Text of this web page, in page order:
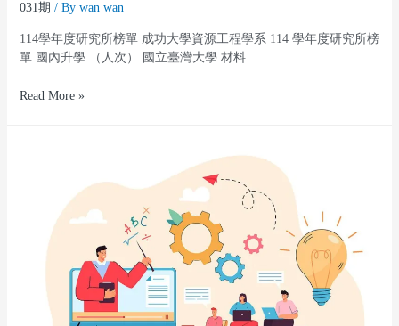
031期 / By wan wan
114學年度研究所榜單 成功大學資源工程學系 114 學年度研究所榜
單 國內升學 （人次） 國立臺灣大學 材料 …
Read More »